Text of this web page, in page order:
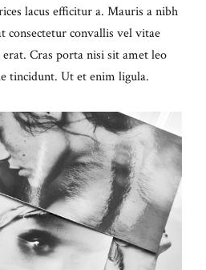
lacus efficitur a. Mauris a nibh
consectetur convallis vel vitae
Cras porta nisi sit amet leo
tincidunt. Ut et enim ligula.